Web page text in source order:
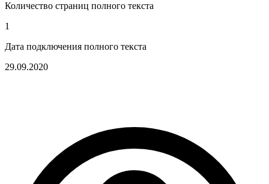
Количество страниц полного текста
1
Дата подключения полного текста
29.09.2020